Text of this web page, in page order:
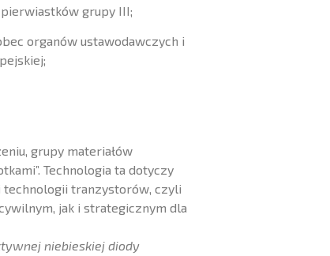
grupy III;
organów ustawodawczych i
grupy materiałów
Technologia ta dotyczy
technologii tranzystorów, czyli
jak i strategicznym dla
niebieskiej diody